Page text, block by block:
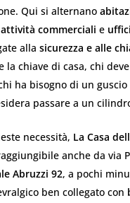
Qui si alternano
attività commerciali e uffici
alla sicurezza e alle
la chiave di casa, chi
ha bisogno di un
passare a un
necessità, La Casa
anche da via
Abruzzi 92, a pochi
ben collegato con